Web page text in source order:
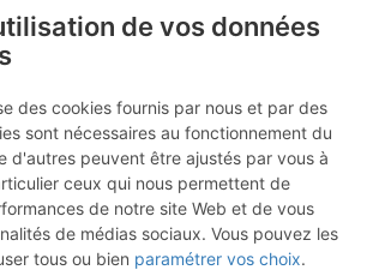
du Tour :
S par le Col
du Tour (voie
de vos données
des cookies fournis par nous et par des
sont nécessaires au fonctionnement du
d'autres peuvent être ajustés par vous à
ceux qui nous permettent de
de notre site Web et de vous
de médias sociaux. Vous pouvez les
tous ou bien paramétrer vos choix.